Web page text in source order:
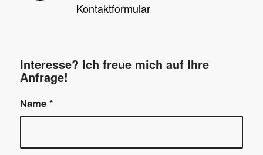
Kontaktformular
Interesse? Ich freue mich auf Ihre
Anfrage!
Name *